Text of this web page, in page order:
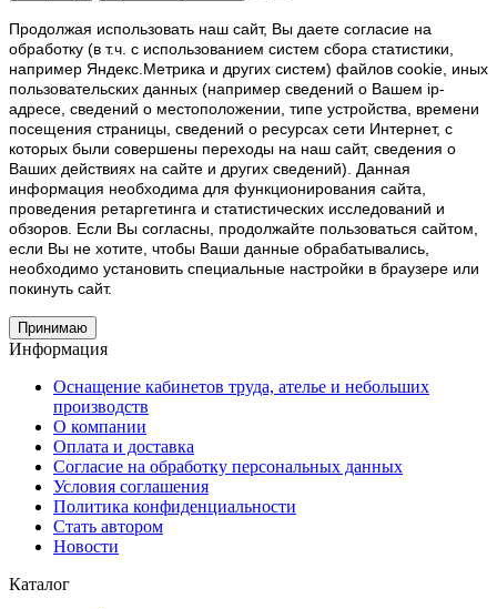
Продолжая использовать наш cайт, Вы даете согласие на
обработку (в т.ч. с использованием систем сбора статистики,
например Яндекс.Метрика и других систем) файлов cookie, иных
пользовательских данных (например сведений о Вашем ip-
адресе, сведений о местоположении, типе устройства, времени
посещения страницы, сведений о ресурсах сети Интернет, с
которых были совершены переходы на наш сайт, сведения о
Ваших действиях на сайте и других сведений). Данная
информация необходима для функционирования сайта,
проведения ретаргетинга и статистических исследований и
обзоров. Если Вы согласны, продолжайте пользоваться сайтом,
если Вы не хотите, чтобы Ваши данные обрабатывались,
необходимо установить специальные настройки в браузере или
покинуть сайт.
Принимаю
Информация
Оснащение кабинетов труда, ателье и небольших
производств
О компании
Оплата и доставка
Согласие на обработку персональных данных
Условия соглашения
Политика конфиденциальности
Стать автором
Новости
Каталог